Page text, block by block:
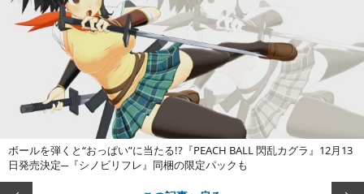
ボールを弾くと“おっぱい”に当たる!?『PEACH BALL 閃乱カグラ』12月13
日発売決定─『シノビリフレ』同梱の限定パックも